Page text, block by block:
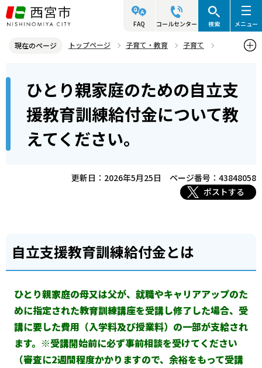
こ
の
ジ
す
FAQ コールセンター 検索 メニュー
現在のページ トップページ 子育て・教育
子育て
ひとり親家庭のための自立支援教育訓練給付金について教えてくださ
ら
ひとり親家庭のための自立支
援教育訓練給付金について教
えてください。
更新日：2026年5月25日
ページ番号：43848058
ポストする
自立支援教育訓練給付金とは
ひとり親家庭の母又は父が、就職やキャリアアップのた
めに指定された教育訓練講座を受講し修了した場合、受
講に要した費用（入学料及び授業料）の一部が支給され
ます。※受講開始前に必ず事前相談を受けてください
（審査に2週間程度かかりますので、余裕をもって受講